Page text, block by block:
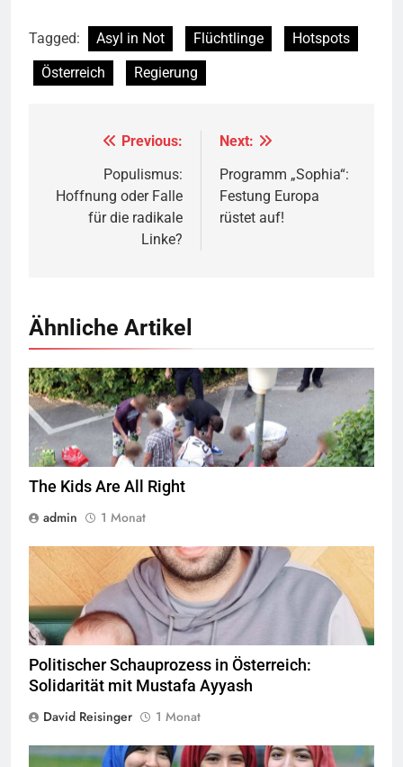
Tagged: Asyl in Not Flüchtlinge
Hotspots
Österreich
Regierung
Beitragsnavigation
Previous:
Populismus:
Hoffnung oder Falle
für die radikale
Linke?
Next:
Programm „Sophia“:
Festung Europa
rüstet auf!
Ähnliche Artikel
Jugendliche verlieren im öffentlichen Raum zunehmend ihre
Freiheiten,Quelle © Armin KübelbeckCC-BY-SA-3.0
The Kids Are All Right
admin
1 Monat
© Twitter Mustafa ayyash
Politischer Schauprozess in Österreich:
Solidarität mit Mustafa Ayyash
David Reisinger
1 Monat
Das Kopftuchverbot hat nur den Zweck Muslime zu stigmatisieren,